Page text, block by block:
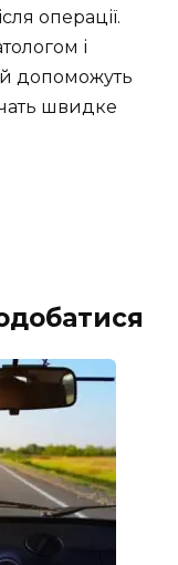
операції.
і
допоможуть
швидке